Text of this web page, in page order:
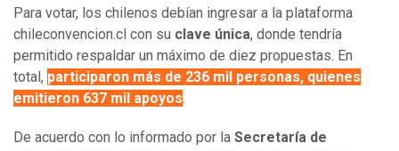
Para votar, los chilenos debían ingresar a la plataforma
chileconvencion.cl con su clave única, donde tendría
permitido respaldar un máximo de diez propuestas. En
total, participaron más de 236 mil personas, quienes
emitieron 637 mil apoyos.
De acuerdo con lo informado por la Secretaría de